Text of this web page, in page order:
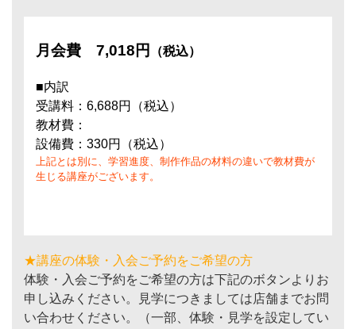
月会費 7,018円 （税込）
■内訳
受講料：6,688円（税込）
教材費：
設備費：330円（税込）
上記とは別に、学習進度、制作作品の材料の違いで教材費が
生じる講座がございます。
★講座の体験・入会ご予約をご希望の方
体験・入会ご予約をご希望の方は下記のボタンよりお
申し込みください。見学につきましては店舗までお問
い合わせください。（一部、体験・見学を設定してい